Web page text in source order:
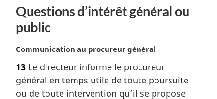
n
a
l
e
:
Questions d’intérêt général ou
public
N
t
e
m
Communication au procureur général
13 Le directeur informe le procureur
général en temps utile de toute poursuite
ou de toute intervention qu’il se propose